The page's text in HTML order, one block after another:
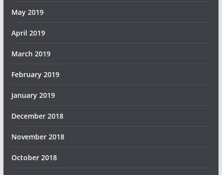
May 2019
April 2019
March 2019
February 2019
January 2019
December 2018
November 2018
October 2018